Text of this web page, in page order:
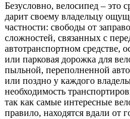
Безусловно, велосипед – это
дарит своему владельцу
частности: свободы от
сложностей, связанных с
автотранспортном средстве,
или парковая дорожка для
пыльной, переполненной
или поздно у каждого
необходимость
так как самые интересные
правило, находятся вдали от